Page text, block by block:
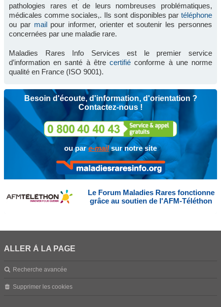
pathologies rares et de leurs nombreuses problématiques,
médicales comme sociales,. Ils sont disponibles par téléphone
ou par mailpour informer, orienter et soutenir les personnes
concernées par une maladie rare.
Maladies Rares Info Services est le premier service
d’information en santé à êtrecertifié conforme à une norme
qualité en France (ISO 9001).
Besoin d'écoute, d'information, d'orientation ?
Contactez-nous !
ou pare-mailsur notre site
Le Forum Maladies Rares fonctionne
grâce au soutien de l'AFM-Téléthon
ALLER À LA PAGE
Recherche avancée
Supprimer les cookies